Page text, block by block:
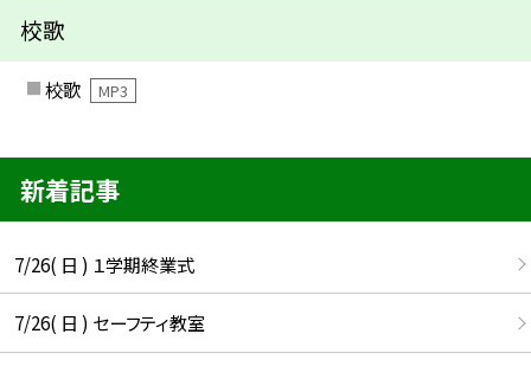
校歌
校歌 MP3
新着記事
7/26( 日 ) １学期終業式
7/26( 日 ) セーフティ教室